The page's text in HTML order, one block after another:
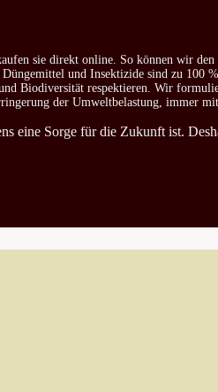
sie direkt online. So können wir
und Insektizide sind zu
Biodiversität respektieren. Wir
der Umweltbelastung, immer
eine Sorge für die Zukunft ist.